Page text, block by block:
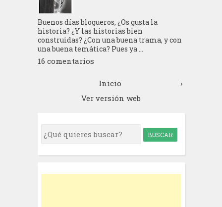
Buenos días blogueros, ¿Os gusta la
historia? ¿Y las historias bien
construidas? ¿Con una buena trama, y con
una buena temática? Pues ya ...
16 comentarios
›
Inicio
Ver versión web
S
e
r